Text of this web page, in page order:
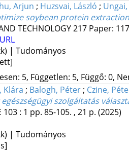
Arjun ; Huzsvai, László ;
soybean protein extraction
TECHNOLOGY217 Paper:
| Tudományos
5, Független: 5, Függő: 0,
Klára ; Balogh, Péter; Czine,
szolgáltatás
103: 1 pp. 85-105. , 21 p. (2025)
| Tudományos